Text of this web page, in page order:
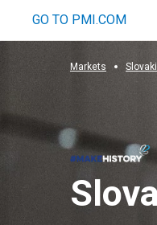
GO TO PMI.COM
Markets